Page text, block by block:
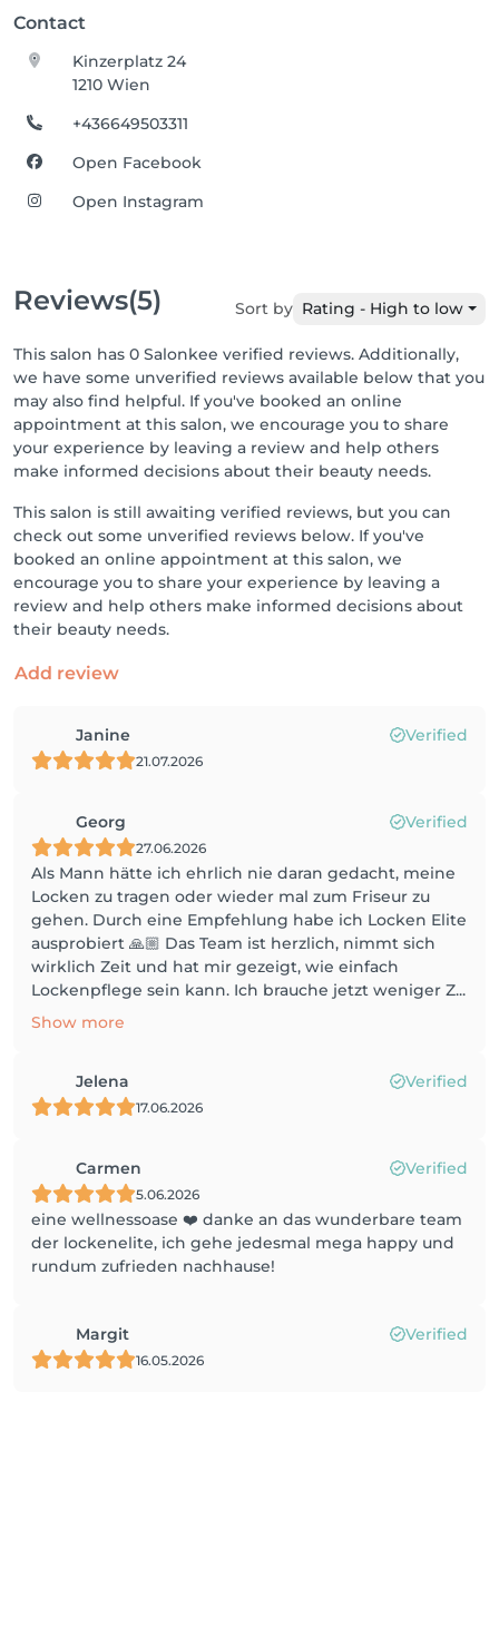
Contact
Kinzerplatz 24
1210 Wien
+436649503311
Open Facebook
Open Instagram
Reviews(5) Sort by Rating - High to low
This salon has 0 Salonkee verified reviews. Additionally,
we have some unverified reviews available below that you
may also find helpful. If you've booked an online
appointment at this salon, we encourage you to share
your experience by leaving a review and help others
make informed decisions about their beauty needs.
This salon is still awaiting verified reviews, but you can
check out some unverified reviews below. If you've
booked an online appointment at this salon, we
encourage you to share your experience by leaving a
review and help others make informed decisions about
their beauty needs.
Add review
Janine Verified
21.07.2026
Georg Verified
27.06.2026
Als Mann hätte ich ehrlich nie daran gedacht, meine
Locken zu tragen oder wieder mal zum Friseur zu
gehen. Durch eine Empfehlung habe ich Locken Elite
ausprobiert 🙏🏼 Das Team ist herzlich, nimmt sich
wirklich Zeit und hat mir gezeigt, wie einfach
Lockenpflege sein kann. Ich brauche jetzt weniger Z...
Show more
Jelena Verified
17.06.2026
Carmen Verified
5.06.2026
eine wellnessoase ❤️ danke an das wunderbare team
der lockenelite, ich gehe jedesmal mega happy und
rundum zufrieden nachhause!
Margit Verified
16.05.2026